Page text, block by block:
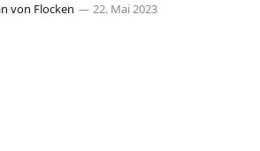
von Flocken 22. Mai 2023